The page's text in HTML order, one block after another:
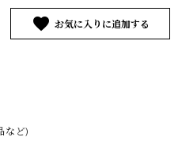
favorite
など)